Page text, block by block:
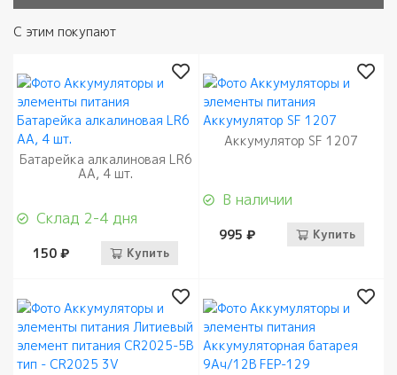
С этим покупают
Батарейка алкалиновая LR6
АА, 4 шт.
Склад 2-4 дня
150 ₽ Купить
Аккумулятор SF 1207
В наличии
995 ₽ Купить